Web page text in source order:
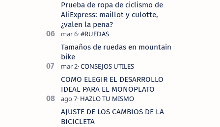
Prueba de ropa de ciclismo de
AliExpress: maillot y culotte,
¿valen la pena?
Tamaños de ruedas en mountain
bike
COMO ELEGIR EL DESARROLLO
IDEAL PARA EL MONOPLATO
AJUSTE DE LOS CAMBIOS DE LA
BICICLETA